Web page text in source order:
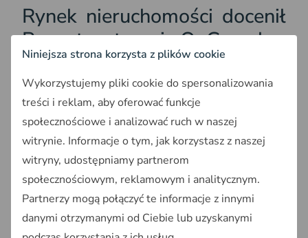
Rynek nieruchomości docenił
Raporty o terenie OnGeo.pl
swoje decyzje o Raporty o terenieOnGeo.pl.
Oczywiście,najliczniejszą grupą użytkowników są
użytkownicy indywidualni . Są to zwykle osoby
kupujące grunty na swoje indywidualne potrzeby -
pod budowę domu lub pod inwestycję “na
przyszłość”. Takich użytkowników OnGeo.pl
rejestruje już kilkadziesiąt tysięcy.
Jak deklarują użytkownicy OnGeo.pl, Raport o terenie
Niniejsza strona korzysta z plików cookie
Wykorzystujemy pliki cookie do spersonalizowania
treści i reklam, aby oferować funkcje
społecznościowe i analizować ruch w naszej
witrynie. Informacje o tym, jak korzystasz z naszej
witryny, udostępniamy partnerom
społecznościowym, reklamowym i analitycznym.
Partnerzy mogą połączyć te informacje z innymi
danymi otrzymanymi od Ciebie lub uzyskanymi